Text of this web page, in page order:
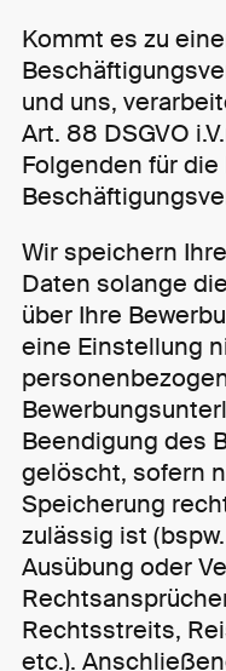
Kommt es zu
und uns,
Art. 88 DSGVO
Folgenden für
Wir speichern
Daten solange
über Ihre
eine Einstellung
Beendigung des
gelöscht, sofern
Speicherung
zulässig ist
Ausübung oder
Rechtsstreits,
etc.).